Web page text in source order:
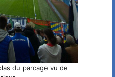
du parcage vu de